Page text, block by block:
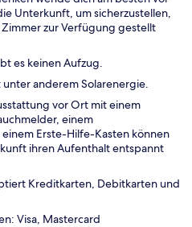
Unterkunft, um sicherzustellen,
zur Verfügung gestellt
es keinen Aufzug.
anderem Solarenergie.
vor Ort mit einem
einem
Erste-Hilfe-Kasten können
ihren Aufenthalt entspannt
Kreditkarten, Debitkarten und
Visa, Mastercard